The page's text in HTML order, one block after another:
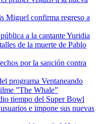
Miguel confirma regreso a
a la cantante Yuridia
de la muerte de Pablo
por la sanción contra
programa Ventaneando
”The Whale”
tiempo del Super Bowl
e impone sus nuevas